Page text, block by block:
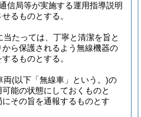
信局等が実施する運用指導説明
るものとする。
たっては、丁寧と清潔を旨と
ら保護されるよう無線機器の
るものとする。
両(以下「無線車」という。)の
能の状態にしておくものと
その旨を通報するものとす